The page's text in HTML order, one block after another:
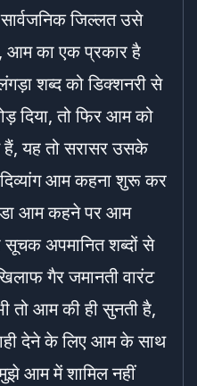
जिल्लत उसे
आम का एक प्रकार है
शब्द को डिक्शनरी से
दिया, तो फिर आम को
यह तो सरासर उसके
आम कहना शुरू कर
आम कहने पर आम
अपमानित शब्दों से
गैर जमानती वारंट
तो आम की ही सुनती है,
देने के लिए आम के साथ
आम में शामिल नहीं